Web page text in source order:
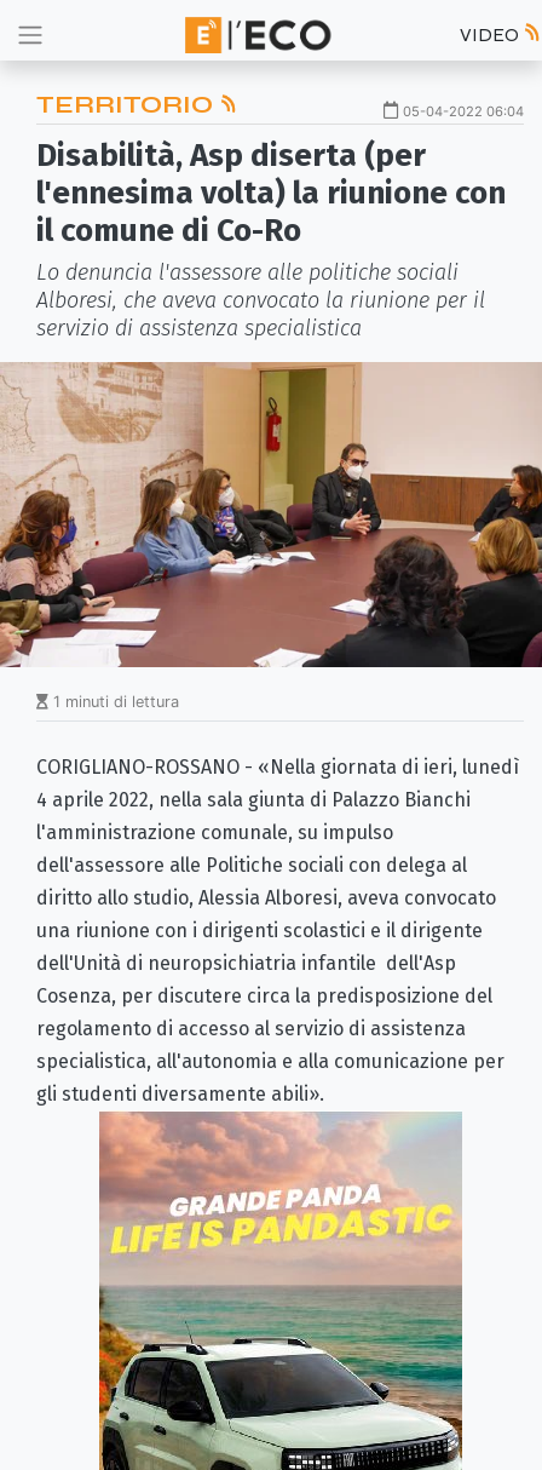
VIDEO
TERRITORIO 05-04-2022 06:04
Disabilità, Asp diserta (per
l'ennesima volta) la riunione con
il comune di Co-Ro
Lo denuncia l'assessore alle politiche sociali
Alboresi, che aveva convocato la riunione per il
servizio di assistenza specialistica
1 minuti di lettura
CORIGLIANO-ROSSANO - «Nella giornata di ieri, lunedì
4 aprile 2022, nella sala giunta di Palazzo Bianchi
l'amministrazione comunale, su impulso
dell'assessore alle Politiche sociali con delega al
diritto allo studio, Alessia Alboresi, aveva convocato
una riunione con i dirigenti scolastici e il dirigente
dell'Unità di neuropsichiatria infantile dell'Asp
Cosenza, per discutere circa la predisposizione del
regolamento di accesso al servizio di assistenza
specialistica, all'autonomia e alla comunicazione per
gli studenti diversamente abili».